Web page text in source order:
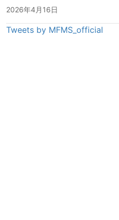
2026年4月16日
Tweets by MFMS_official